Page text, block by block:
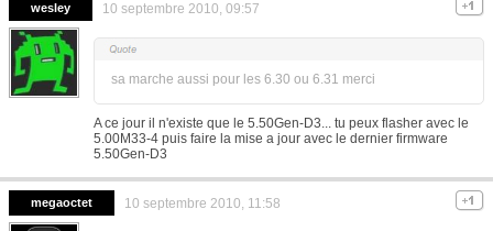
wesley 10 septembre 2010, 09:57
sa marche aussi pour les 6.30 ou 6.31 merci
A ce jour il n'existe que le 5.50Gen-D3... tu peux flasher avec le
5.00M33-4 puis faire la mise a jour avec le dernier firmware
5.50Gen-D3
megaoctet 10 septembre 2010, 11:58